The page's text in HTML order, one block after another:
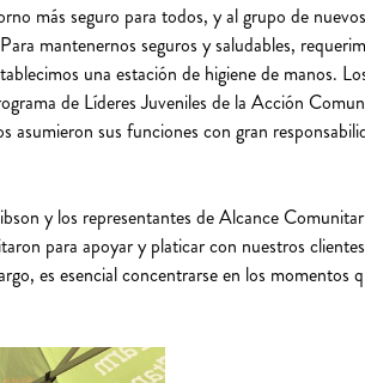
más seguro para todos, y al grupo de
mantenernos seguros y saludables,
una estación de higiene de manos.
de Líderes Juveniles de la Acción
sus funciones con gran
y los representantes de Alcance
para apoyar y platicar con nuestros
es esencial concentrarse en los momentos